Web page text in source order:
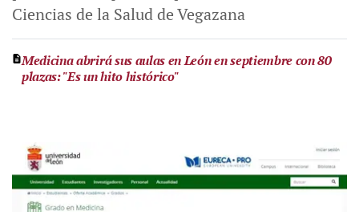
Ciencias de la Salud de Vegazana
Medicina abrirá sus aulas en León en septiembre con 80
plazas: "Es un hito histórico"